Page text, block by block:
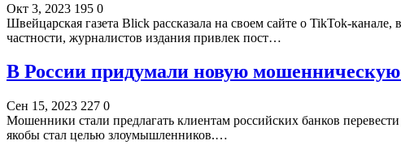
Окт 3, 2023 195 0
Швейцарская газета Blick рассказала на своем сайте о TikTok-
частности, журналистов издания привлек пост…
В России придумали новую мошенническую
Сен 15, 2023 227 0
Мошенники стали предлагать клиентам российских банков
якобы стал целью злоумышленников.…